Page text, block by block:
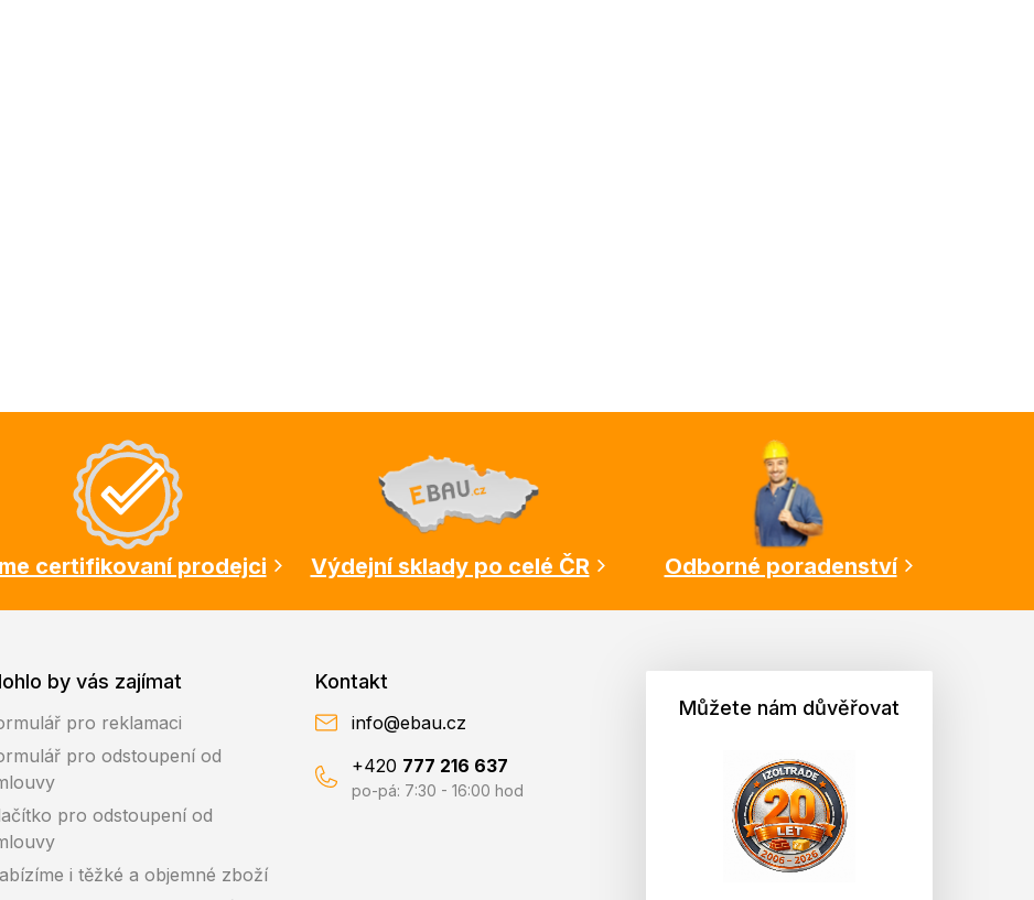
certifikovaní prodejci Výdejní sklady po celé ČR Odborné poradenství
by vás zajímat
pro reklamaci
pro odstoupení od
pro odstoupení od
i těžké a objemné zboží
Kontakt
info@ebau.cz
+420 777 216 637
po-pá: 7:30 - 16:00 hod
Můžete nám důvěřovat